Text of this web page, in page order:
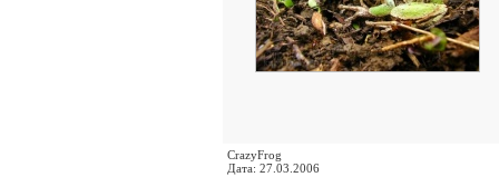
CrazyFrog
Дата: 27.03.2006